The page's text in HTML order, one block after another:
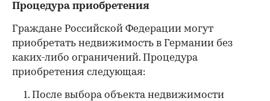
Процедура приобретения
Граждане Российской Федерации могут
приобретать недвижимость в Германии без
каких-либо ограничений. Процедура
приобретения следующая:
После выбора объекта недвижимости